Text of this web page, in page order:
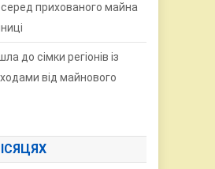
серед прихованого майна
до сімки регіонів із
від майнового